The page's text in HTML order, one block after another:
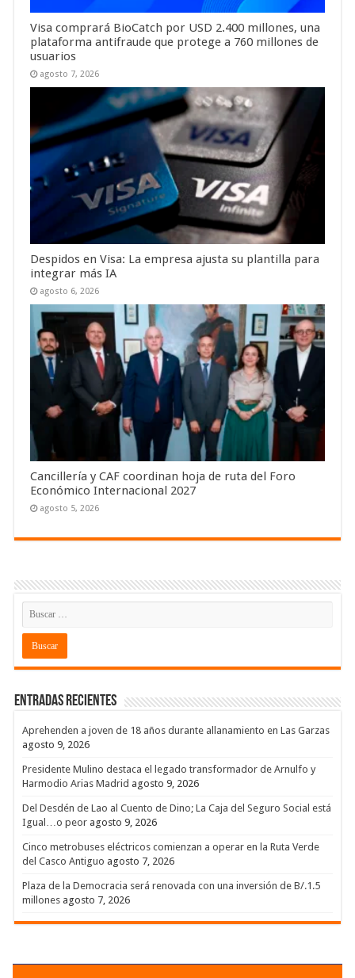
Visa comprará BioCatch por USD 2.400 millones, una
plataforma antifraude que protege a 760 millones de
usuarios
agosto 7, 2026
Despidos en Visa: La empresa ajusta su plantilla para
integrar más IA
agosto 6, 2026
Cancillería y CAF coordinan hoja de ruta del Foro
Económico Internacional 2027
agosto 5, 2026
Entradas recientes
Aprehenden a joven de 18 años durante allanamiento en Las Garzas
agosto 9, 2026
Presidente Mulino destaca el legado transformador de Arnulfo y
Harmodio Arias Madrid agosto 9, 2026
Del Desdén de Lao al Cuento de Dino; La Caja del Seguro Social está
Igual…o peor agosto 9, 2026
Cinco metrobuses eléctricos comienzan a operar en la Ruta Verde
del Casco Antiguo agosto 7, 2026
Plaza de la Democracia será renovada con una inversión de B/.1.5
millones agosto 7, 2026